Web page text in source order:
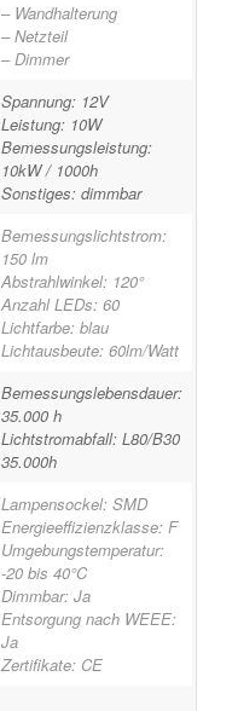
– Wandhalterung
– Netzteil
– Dimmer
Spannung: 12V
Leistung: 10W
Bemessungsleistung:
10kW / 1000h
Sonstiges: dimmbar
Bemessungslichtstrom:
150 lm
Abstrahlwinkel: 120°
Anzahl LEDs: 60
Lichtfarbe: blau
Lichtausbeute: 60lm/Watt
Bemessungslebensdauer:
35.000 h
Lichtstromabfall: L80/B30
35.000h
Lampensockel: SMD
Energieeffizienzklasse: F
Umgebungstemperatur:
-20 bis 40°C
Dimmbar: Ja
Entsorgung nach WEEE:
Ja
Zertifikate: CE